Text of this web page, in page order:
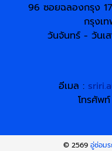
96 ซอยฉลองกรุง
กรุงเ
วันจันทร์ - วันเ
อีเมล :
โทรศัพ
© 2569อู่ซ่อม